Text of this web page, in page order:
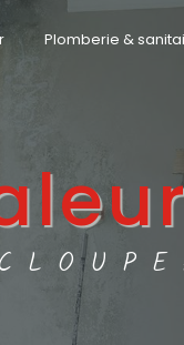
Plomberie &